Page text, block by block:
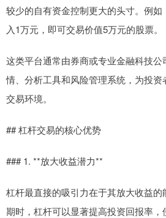
较少的自有资金控制更大的头寸。例
入1万元，即可交易价值5万元的股票。
这类平台通常由券商或专业金融科技
情、分析工具和风险管理系统，为投
交易环境。
## 杠杆交易的核心优势
### 1. **放大收益潜力**
杠杆最直接的吸引力在于其放大收益
期时，杠杆可以显著提高投资回报率，